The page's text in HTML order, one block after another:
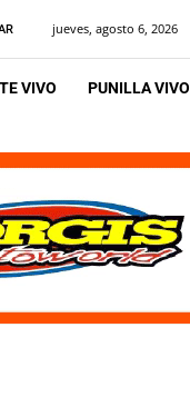
jueves, agosto 6, 2026
VIVO PUNILLA VIVO